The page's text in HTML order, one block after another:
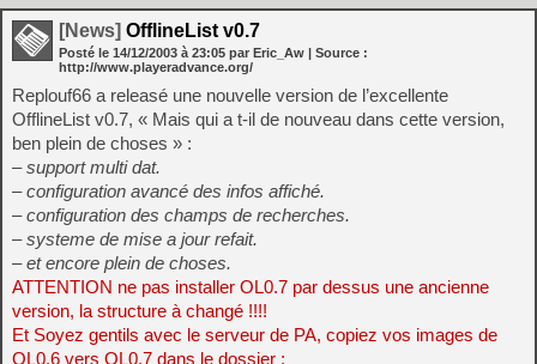
[News] OfflineList v0.7
Posté le 14/12/2003 à 23:05 par Eric_Aw | Source :
http://www.playeradvance.org/
Replouf66 a releasé une nouvelle version de l’excellente
OfflineList v0.7, « Mais qui a t-il de nouveau dans cette version,
ben plein de choses » :
– support multi dat.
– configuration avancé des infos affiché.
– configuration des champs de recherches.
– systeme de mise a jour refait.
– et encore plein de choses.
ATTENTION ne pas installer OL0.7 par dessus une ancienne
version, la structure à changé !!!!
Et Soyez gentils avec le serveur de PA, copiez vos images de
OL0.6 vers OL0.7 dans le dossier :